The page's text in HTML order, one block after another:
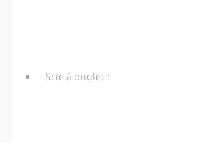
Scie à onglet :